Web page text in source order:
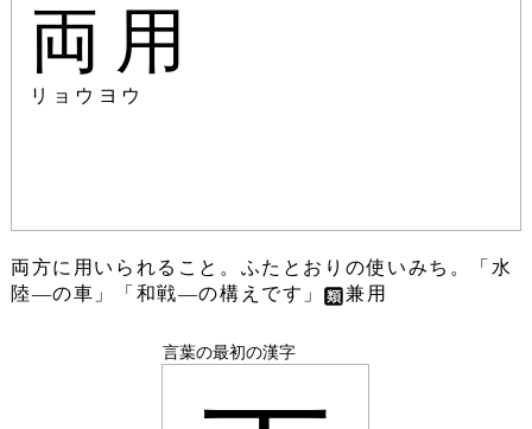
両用
リョウヨウ
両方に用いられること。ふたとおりの使いみち。「水
陸―の車」「和戦―の構えです」
兼用
言葉の最初の漢字